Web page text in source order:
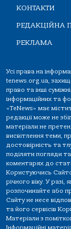
КОНТАКТИ
РЕДАКЦІЙНА
РЕКЛАМА
Усі права на
tenews.org.ua,
право та інші
інформаційних та
«TeNews» має
редакції може не
матеріали не
висвітлення теми,
достовірність та
поділяти погляди
коментарях до
Користуючись
річного віку. У разі,
розпочинайте або
Сайту не несе
та його сервісів
Матеріали з